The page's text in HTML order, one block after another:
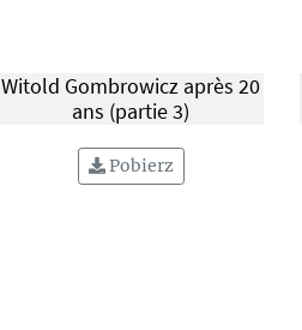
Witold Gombrowicz après 20
ans (partie 3)
Pobierz